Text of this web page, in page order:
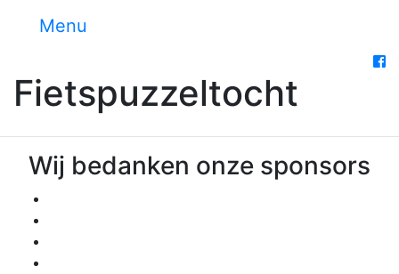
Menu
Fietspuzzeltocht
Wij bedanken onze sponsors